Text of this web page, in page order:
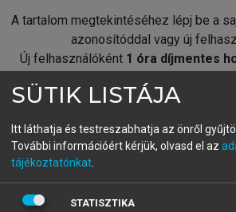
A tartalom megtekintéséhez lépj be a
azonosítóddal vagy új
Új felhasználóként 1 óra díjmentes
fiókoddal,vagy hozz létre
A regisztráció után apróbaidőszak
BELÉPÉS SAJÁT FIÓKKAL
SÜTIK LISTÁJA
Itt láthatja és testreszabhatja az önről
További információért kérjük, olvasd el az
tájékoztatónkat
STATISZTIKA